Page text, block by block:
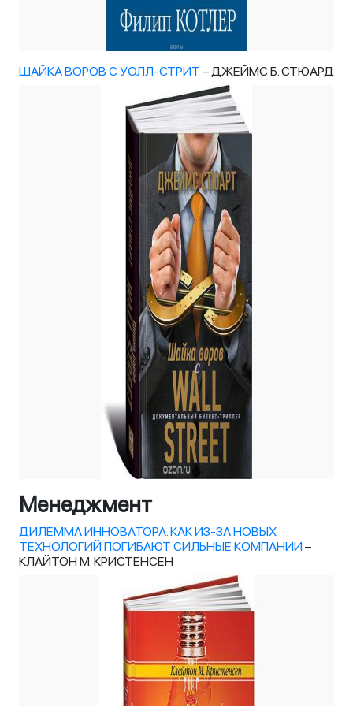
ШАЙКА ВОРОВ С УОЛЛ-СТРИТ – ДЖЕЙМС Б. СТЮАРД
Менеджмент
ДИЛЕММА ИННОВАТОРА. КАК ИЗ-ЗА НОВЫХ
ТЕХНОЛОГИЙ ПОГИБАЮТ СИЛЬНЫЕ КОМПАНИИ–
КЛАЙТОН М. КРИСТЕНСЕН